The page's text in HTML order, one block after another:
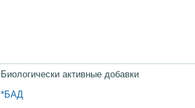
Биологически активные добавки
*БАД